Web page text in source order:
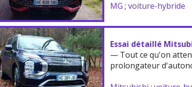
MG ;voiture-hybride
Essai détaillé
— Tout ce qu'on
prolongateur